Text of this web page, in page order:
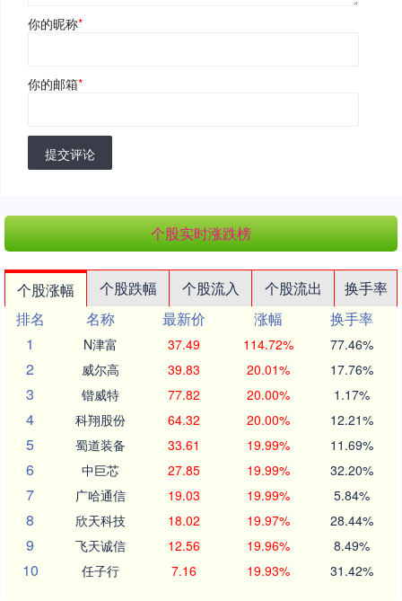
你的昵称*
你的邮箱*
提交评论
个股实时涨跌榜
个股涨幅 个股跌幅 个股流入 个股流出
换手率
排名
名称 最新价 涨幅
换手率
1
N津富 37.49 114.72% 77.46%
2 威尔高 39.83 20.01% 17.76%
3 锴威特 77.82 20.00% 1.17%
4 科翔股份 64.32 20.00% 12.21%
5 蜀道装备 33.61 19.99% 11.69%
6 中巨芯 27.85 19.99% 32.20%
7 广哈通信 19.03 19.99% 5.84%
8 欣天科技 18.02 19.97% 28.44%
9 飞天诚信 12.56 19.96% 8.49%
10 任子行 7.16 19.93% 31.42%